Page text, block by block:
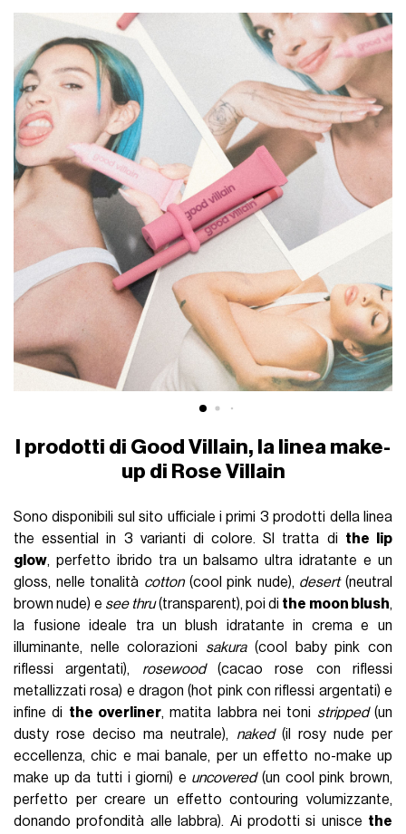
I prodotti di Good Villain, la linea make-
up di Rose Villain
Sono disponibili sul sito ufficiale i primi 3 prodotti della linea
the essential in 3 varianti di colore. SI tratta di the lip
glow, perfetto ibrido tra un balsamo ultra idratante e un
gloss, nelle tonalità cotton(cool pink nude), desert(neutral
brown nude) e see thru(transparent), poi di the moon blush,
la fusione ideale tra un blush idratante in crema e un
illuminante, nelle colorazioni sakura(cool baby pink con
riflessi argentati), rosewood(cacao rose con riflessi
metallizzati rosa) e dragon (hot pink con riflessi argentati) e
infine di the overliner, matita labbra nei toni stripped(un
dusty rose deciso ma neutrale), naked(il rosy nude per
eccellenza, chic e mai banale, per un effetto no-make up
make up da tutti i giorni) e uncovered(un cool pink brown,
perfetto per creare un effetto contouring volumizzante,
donando profondità alle labbra). Ai prodotti si unisce the